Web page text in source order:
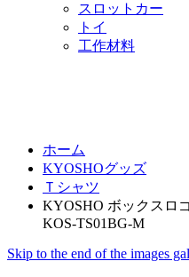
スロットカー
トイ
工作材料
ホーム
KYOSHOグッズ
Ｔシャツ
KYOSHO ボックスロ
KOS-TS01BG-M
Skip to the end of the images